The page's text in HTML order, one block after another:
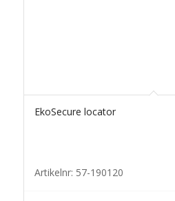
EkoSecure locator
Artikelnr: 57-190120